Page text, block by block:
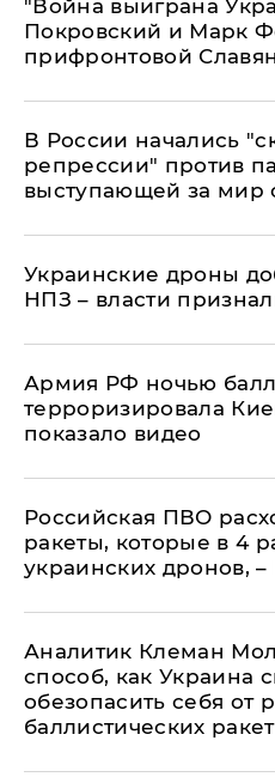
"Война выиграна
Покровский и Марк
прифронтовой
В России начались
репрессии" против
выступающей за мир
Украинские дроны
НПЗ – власти
Армия РФ ночью
терроризировала
показало видео
Российская ПВО
ракеты, которые в 4
украинских дронов,
Аналитик Клеман
способ, как Украина
обезопасить себя от
баллистических ракет